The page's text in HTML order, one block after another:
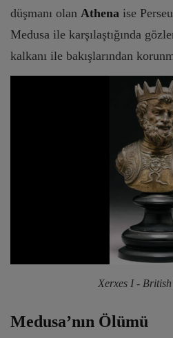
düşmanı olan Athena ise
Medusa ile karşılaştığında
kalkanı ile bakışlarından
Xerxes I - British
Medusa’nın Ölümü